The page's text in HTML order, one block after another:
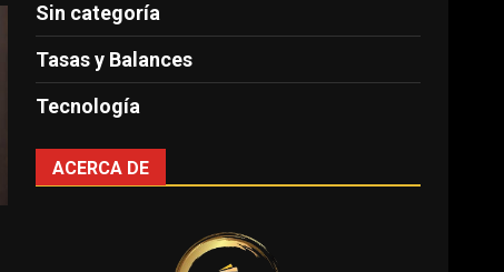
Sin categoría
Tasas y Balances
Tecnología
ACERCA DE